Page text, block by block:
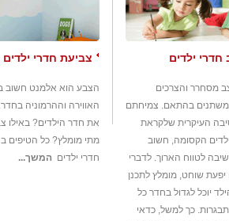
חדרי ילדים
מסחרר והצרכים
בהתאם. צמיחתם
העיקרית שלקראת
הקסומה, חשוב
לטווח הארוך. לדברי
יפעת שוחט, מומלץ לתכנן
יוכל לגדול בחדר כל
כך למשל, כדאי
צביעת חדרי ילדים
הצבע הוא אלמנט חשוב
האווירה וההרמוניה
את חדר הילדים? באילו
מתי מומלץ? כל הטיפים
חדרי ילדים המשך...